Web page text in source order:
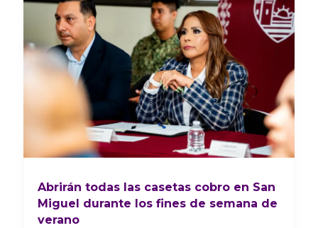
Abrirán todas las casetas cobro en San
Miguel durante los fines de semana de
verano